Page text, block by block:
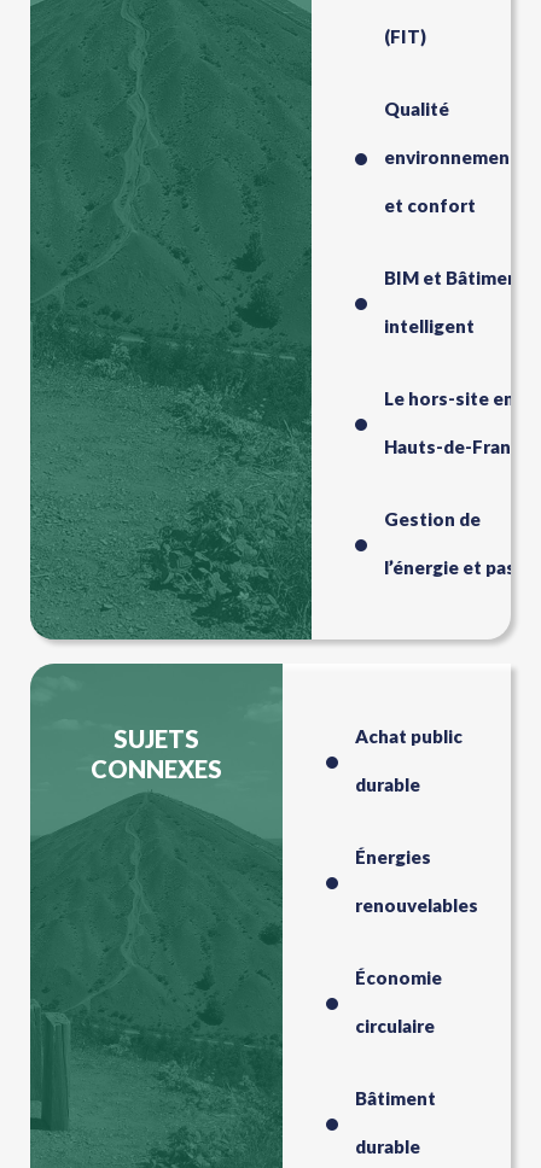
(FIT)
Qualité
et confort
BIM et Bâtiment
intelligent
Le hors-site en
Hauts-de-France
Gestion de
l’énergie et passif
SUJETS
CONNEXES
Achat public
durable
Énergies
renouvelables
Économie
circulaire
Bâtiment
durable